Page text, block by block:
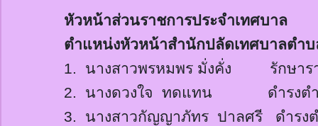
หัวหน้าส่วนราชการประจำเทศบาล
ตำแหน่งหัวหน้าสำนักปลัดเทศบาลตำ
1. นางสาวพรหมพร มั่งคั่ง รักษาร
2. นางดวงใจ ทดแทน
ดำรง
3. นางสาวกัญญาภัทร ปาลศรี ดำรง